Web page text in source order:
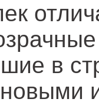
в